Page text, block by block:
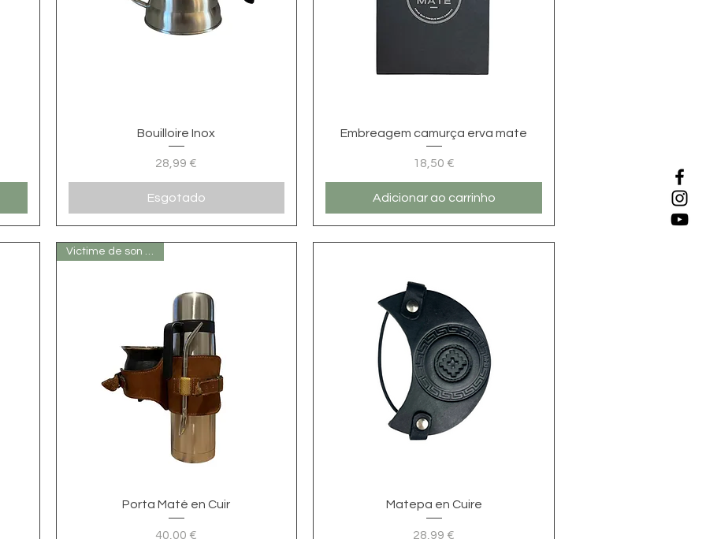
Visualização rápida
Bouilloire Inox
28,99 €
Esgotado
Visualização rápida
Embreagem camurça erva mate
18,50 €
Adicionar ao carrinho
Visualização rápida
Victime de son succés
Porta Maté en Cuir
40,00 €
Visualização rápida
Matepa en Cuire
28,99 €